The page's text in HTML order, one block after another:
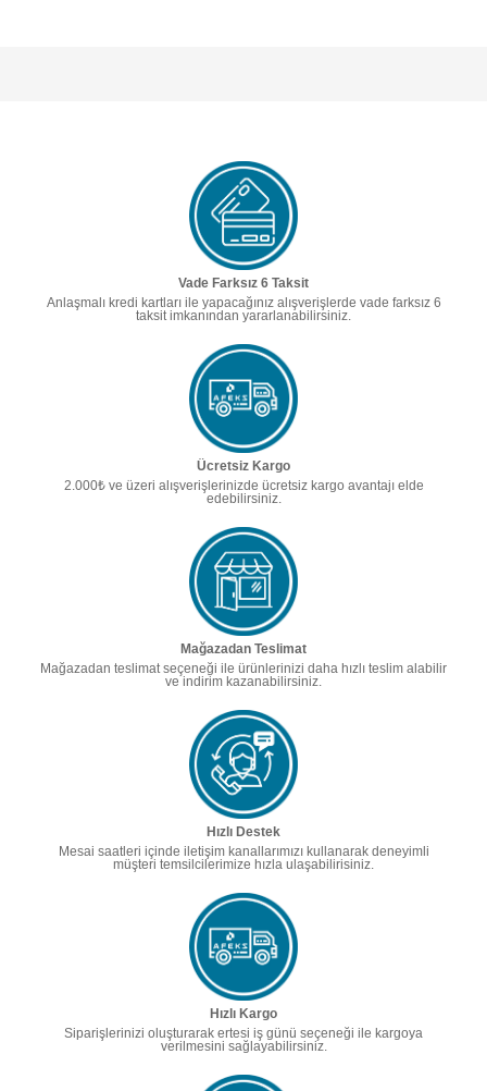
Vade Farksız 6 Taksit
Anlaşmalı kredi kartları ile yapacağınız alışverişlerde vade farksız 6
taksit imkanından yararlanabilirsiniz.
Ücretsiz Kargo
2.000₺ ve üzeri alışverişlerinizde ücretsiz kargo avantajı elde
edebilirsiniz.
Mağazadan Teslimat
Mağazadan teslimat seçeneği ile ürünlerinizi daha hızlı teslim alabilir
ve indirim kazanabilirsiniz.
Hızlı Destek
Mesai saatleri içinde iletişim kanallarımızı kullanarak deneyimli
müşteri temsilcilerimize hızla ulaşabilirisiniz.
Hızlı Kargo
Siparişlerinizi oluşturarak ertesi iş günü seçeneği ile kargoya
verilmesini sağlayabilirsiniz.